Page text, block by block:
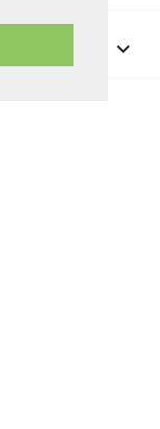
keyboard_arrow_down